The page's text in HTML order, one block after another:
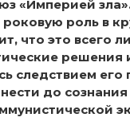
«Империей
роль в
что это всего
решения
следствием его
до сознания